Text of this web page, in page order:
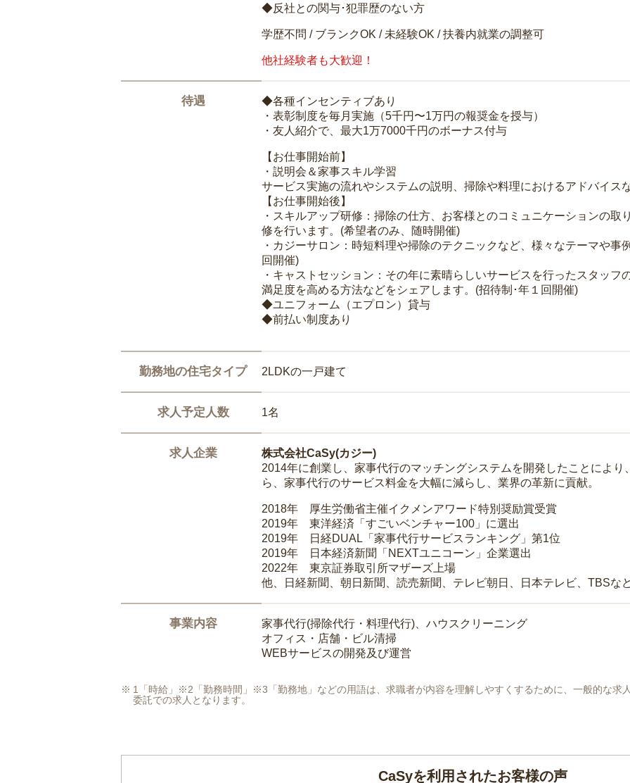
◆反社との関与･犯罪歴のない方
学歴不問 / ブランクOK / 未経験OK / 扶養内就業の調整可
他社経験者も大歓迎！
待遇
◆各種インセンティブあり
・表彰制度を毎月実施（5千円〜1万円の報奨金を授与）
・友人紹介で、最大1万7000千円のボーナス付与
【お仕事開始前】
・説明会＆家事スキル学習
サービス実施の流れやシステムの説明、掃除や料理におけるアドバイス
【お仕事開始後】
・スキルアップ研修：掃除の仕方、お客様とのコミュニケーションの
修を行います。(希望者のみ、随時開催)
・カジーサロン：時短料理や掃除のテクニックなど、様々なテーマや事
回開催)
・キャストセッション：その年に素晴らしいサービスを行ったスタッ
満足度を高める方法などをシェアします。(招待制･年１回開催)
◆ユニフォーム（エプロン）貸与
◆前払い制度あり
勤務地の住宅タイプ 2LDKの一戸建て
求人予定人数 1名
求人企業
株式会社CaSy(カジー)
2014年に創業し、家事代行のマッチングシステムを開発したことによ
ら、家事代行のサービス料金を大幅に減らし、業界の革新に貢献。
2018年 厚生労働省主催イクメンアワード特別奨励賞受賞
2019年 東洋経済「すごいベンチャー100」に選出
2019年 日経DUAL「家事代行サービスランキング」第1位
2019年 日本経済新聞「NEXTユニコーン」企業選出
2022年 東京証券取引所マザーズ上場
他、日経新聞、朝日新聞、読売新聞、テレビ朝日、日本テレビ、TBSな
事業内容
家事代行(掃除代行・料理代行)、ハウスクリーニング
オフィス・店舗・ビル清掃
WEBサービスの開発及び運営
1「時給」※2「勤務時間」※3「勤務地」などの用語は、求職者が内容を理解しやすくするために、一般的な求
委託での求人となります。
CaSyを利用されたお客様の声